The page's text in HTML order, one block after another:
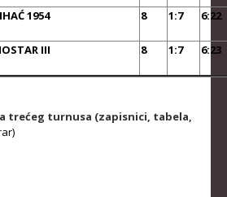
1954 8 1:7 6:22
III 8 1:7 6:23
trećeg turnusa (zapisnici, tabela,